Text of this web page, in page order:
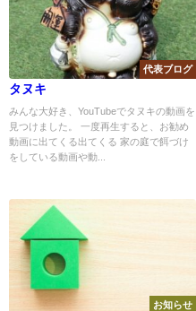
代表ブログ
タヌキ
みんな大好き、YouTubeでタヌキの動画を
見つけました。 一度再生すると、お勧め
動画に出てくる出てくる 家の庭で餌づけ
をしている動画や動...
お知らせ